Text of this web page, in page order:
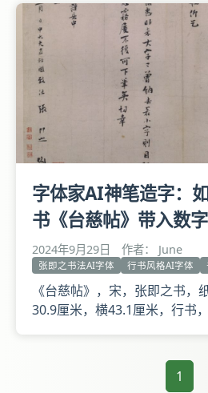
迴高枝。白摧朽骨龍虎死，黑
僧憩寂寞，龐眉皓
字体家AI神笔造字：
书《台慈帖》带入数
2024年9月29日 作者： June
张即之书法AI字体 行书风格AI字体
《台慈帖》，宋，张即之书，
30.9厘米，横43.1厘米，行书
癃疾，訖今未愈，不容親具稟
喻備悉。昨來大字，已曾納去
1